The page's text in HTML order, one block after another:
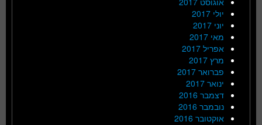
יולי 2017
יוני 2017
מאי 2017
אפריל 2017
מרץ 2017
פברואר 2017
ינואר 2017
דצמבר 2016
נובמבר 2016
אוקטובר 2016